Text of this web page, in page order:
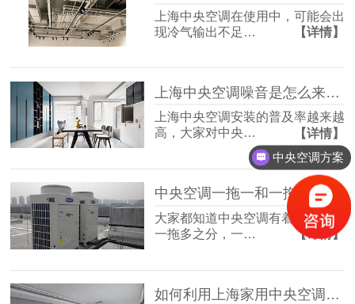
上海中央空调在使用中，可能会出
现冷气输出不足…
【详情】
上海中央空调噪音是怎么来的？如何控制？
上海中央空调安装的普及率越来越
高，大家对中央…
【详情】
中央空调一拖一和一拖多，哪个更省电？
大家都知道中央空调有着一拖一和
一拖多之分，一…
【详情】
如何利用上海家用中央空调打造舒适的家居生活？
中央空调方案